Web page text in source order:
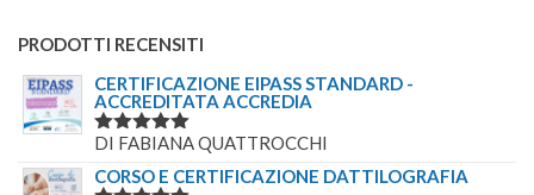
PRODOTTI RECENSITI
CERTIFICAZIONE EIPASS STANDARD -
ACCREDITATA ACCREDIA
VALUTATO
DI FABIANA QUATTROCCHI
CORSO E CERTIFICAZIONE DATTILOGRAFIA